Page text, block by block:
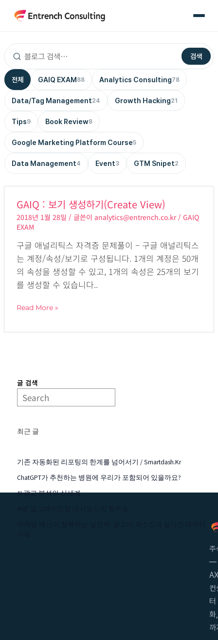
츠
건
너
뛰
기
검색
전체 GAIQ EXAM88 Analytics Consulting78
Data/Tag Management24 Growth Hacking21
Tips9 Book Review8
Google Marketing Platform Course5
Data Management4 Event3 GTM Snipet2
GAIQ : 보기 생성하기(Create View)
2018년 1월 28일/ 글쓴이 analytics@entrench.co.kr/GAIQ
EXAM
구글 애널리틱스 자격증 문제풀이 – 구글 애널리틱스
는 계정/속성/보기로 구성됩니다. 1개의 계정은 50개
의 속성을 생성할 수 있고, 1개의 속성은 25개의 보기
를 생성할 수 있습니다..
:
보
기
생
성
하
기
View)
Read More »
글 검색
최근 글
기존 자동화된 리포팅의 한계를 넘어서기 / Smartdash.kr
ChatGPT가 추천하는 병원에 우리가 포함되어 있을까요?
AI 광고 분석의 신세계
주
—
컨
화
까